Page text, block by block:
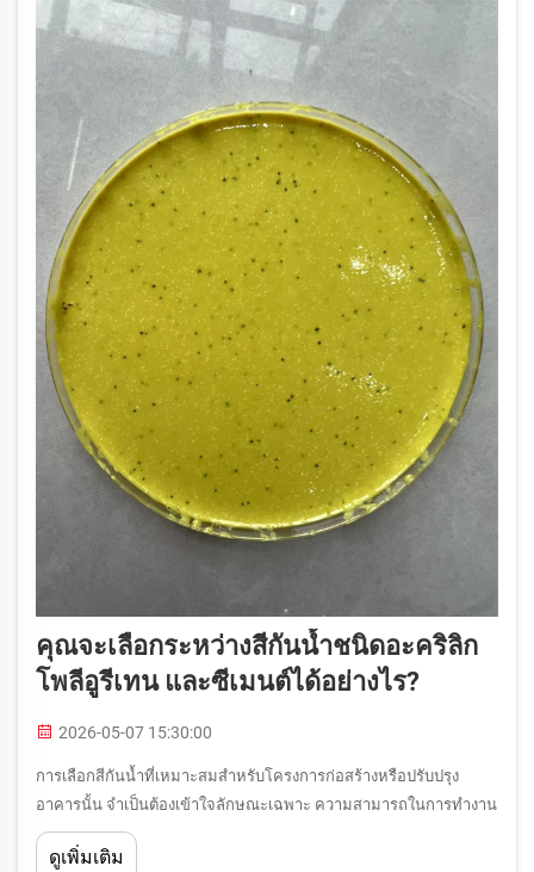
คุณจะเลือกระหว่างสีกันน้ำชนิดอะคริลิก
โพลีอูรีเทน และซีเมนต์ได้อย่างไร?
2026-05-07 15:30:00
การเลือกสีกันน้ำที่เหมาะสมสำหรับโครงการก่อสร้างหรือปรับปรุง
อาคารนั้น จำเป็นต้องเข้าใจลักษณะเฉพาะ ความสามารถในการทำงาน
และบริบทการใช้งานที่แตกต่างกันของเทคโนโลยีการเคลือบสาม
ประเภทหลัก ได้แก่ สีกันน้ำชนิดอะคริลิก โพลีอูรีเทน...
ดูเพิ่มเติม